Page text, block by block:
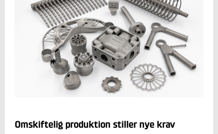
Omskiftelig produktion stiller nye krav